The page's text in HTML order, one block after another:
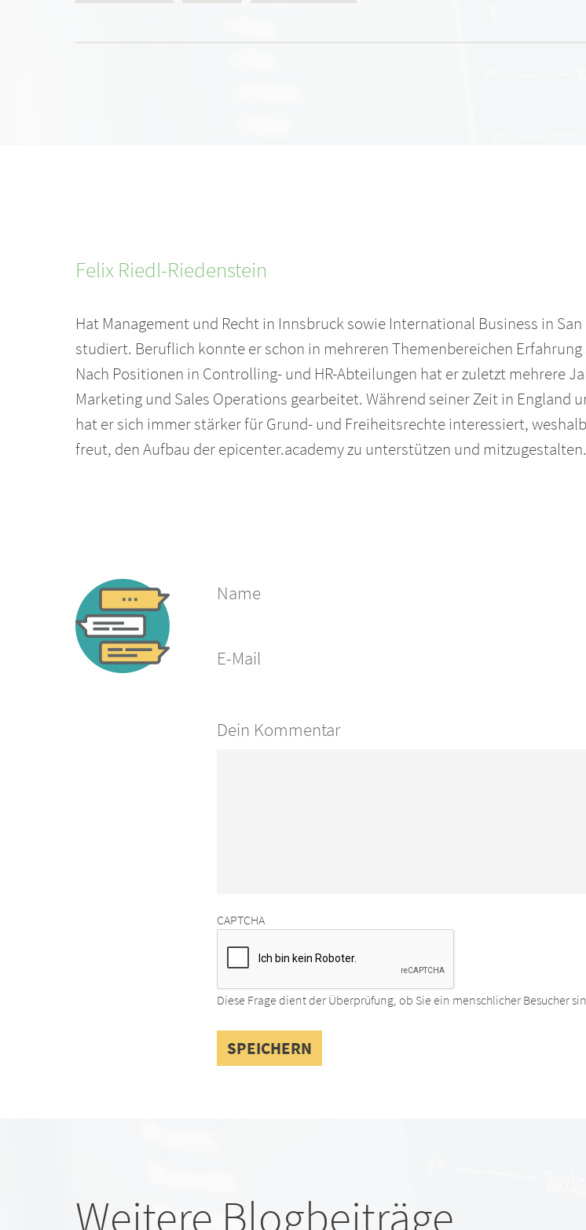
Felix Riedl-Riedenstein
Hat Management und Recht in Innsbruck sowie International Business in
studiert. Beruflich konnte er schon in mehreren Themenbereichen Erfahrung
Nach Positionen in Controlling- und HR-Abteilungen hat er zuletzt mehrere
Marketing und Sales Operations gearbeitet. Während seiner Zeit in England
hat er sich immer stärker für Grund- und Freiheitsrechte interessiert,
freut, den Aufbau der epicenter.academy zu unterstützen und mitzugestalten.
Name
E-Mail
Dein Kommentar
CAPTCHA
Diese Frage dient der Überprüfung, ob Sie ein menschlicher Besucher
Weitere Blogbeiträge